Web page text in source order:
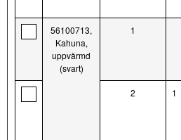
56100713,
Kahuna,
uppvärmd
(svart)
1
2 1